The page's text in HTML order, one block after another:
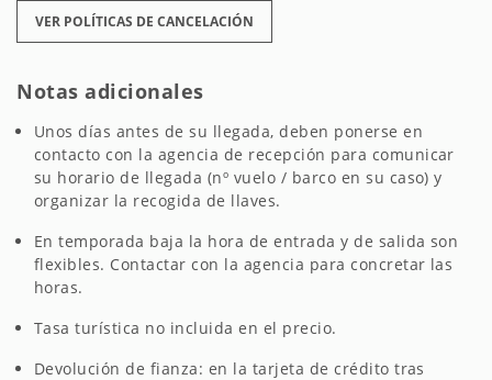
VER POLÍTICAS DE CANCELACIÓN
Notas adicionales
Unos días antes de su llegada, deben ponerse en
contacto con la agencia de recepción para comunicar
su horario de llegada (nº vuelo / barco en su caso) y
organizar la recogida de llaves.
En temporada baja la hora de entrada y de salida son
flexibles. Contactar con la agencia para concretar las
horas.
Tasa turística no incluida en el precio.
Devolución de fianza: en la tarjeta de crédito tras